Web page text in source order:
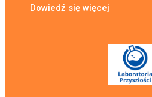
Dowiedź się więcej